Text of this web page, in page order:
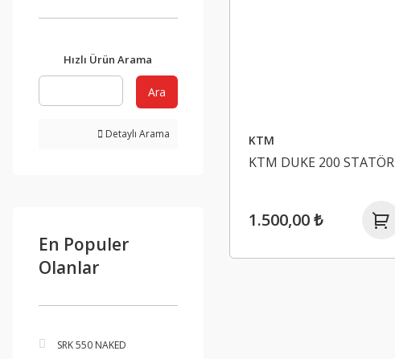
Hızlı Ürün Arama
Ara
Detaylı Arama
En Populer
Olanlar
SRK 550 NAKED
KTM
KTM DUKE 200 STATÖR
1.500,00 ₺